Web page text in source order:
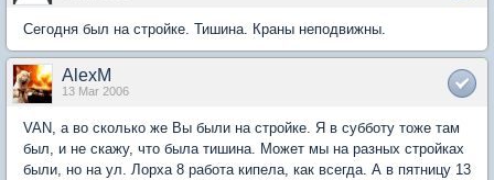
Сегодня был на стройке. Тишина. Краны неподвижны.
AlexM
13 Mar 2006
VAN, а во сколько же Вы были на стройке. Я в субботу тоже там
был, и не скажу, что была тишина. Может мы на разных стройках
были, но на ул. Лорха 8 работа кипела, как всегда. А в пятницу 13